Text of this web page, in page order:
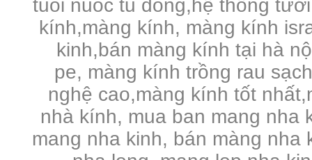
tuoi nuoc tu dong,hệ thống
kính,màng kính, màng kính
kinh,bán màng kính tại hà
pe, màng kính trồng rau
nghệ cao,màng kính tốt
nhà kính, mua ban mang nha
mang nha kinh, bán màng nha